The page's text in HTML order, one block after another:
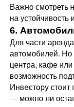
Важно смотреть
на устойчивость
6.
Для части
автомобилей. Но
центра, кафе
возможность
Инвестору стоит
— можно ли